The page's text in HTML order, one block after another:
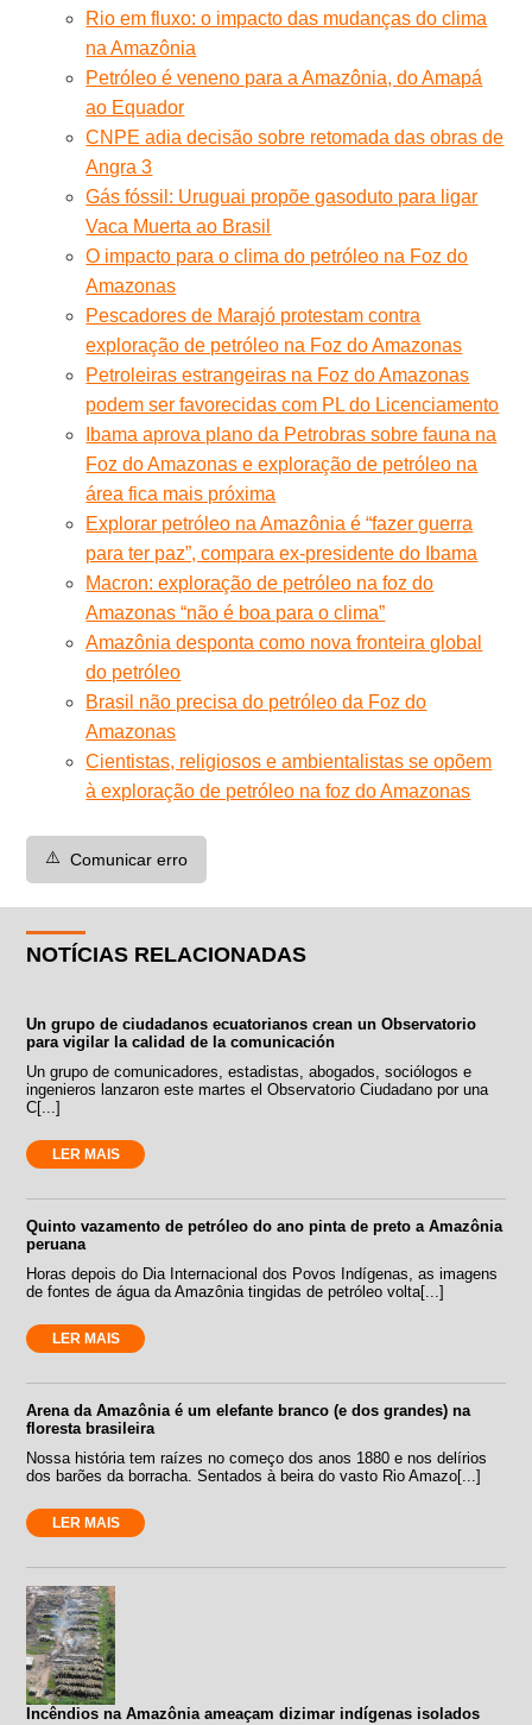
Rio em fluxo: o impacto das mudanças do clima
na Amazônia
Petróleo é veneno para a Amazônia, do Amapá
ao Equador
CNPE adia decisão sobre retomada das obras de
Angra 3
Gás fóssil: Uruguai propõe gasoduto para ligar
Vaca Muerta ao Brasil
O impacto para o clima do petróleo na Foz do
Amazonas
Pescadores de Marajó protestam contra
exploração de petróleo na Foz do Amazonas
Petroleiras estrangeiras na Foz do Amazonas
podem ser favorecidas com PL do Licenciamento
Ibama aprova plano da Petrobras sobre fauna na
Foz do Amazonas e exploração de petróleo na
área fica mais próxima
Explorar petróleo na Amazônia é “fazer guerra
para ter paz”, compara ex-presidente do Ibama
Macron: exploração de petróleo na foz do
Amazonas “não é boa para o clima”
Amazônia desponta como nova fronteira global
do petróleo
Brasil não precisa do petróleo da Foz do
Amazonas
Cientistas, religiosos e ambientalistas se opõem
à exploração de petróleo na foz do Amazonas
⚠️ Comunicar erro
NOTÍCIAS RELACIONADAS
Un grupo de ciudadanos ecuatorianos crean un Observatorio
para vigilar la calidad de la comunicación
Un grupo de comunicadores, estadistas, abogados, sociólogos e
ingenieros lanzaron este martes el Observatorio Ciudadano por una
C[...]
LER MAIS
Quinto vazamento de petróleo do ano pinta de preto a Amazônia
peruana
Horas depois do Dia Internacional dos Povos Indígenas, as imagens
de fontes de água da Amazônia tingidas de petróleo volta[...]
LER MAIS
Arena da Amazônia é um elefante branco (e dos grandes) na
floresta brasileira
Nossa história tem raízes no começo dos anos 1880 e nos delírios
dos barões da borracha. Sentados à beira do vasto Rio Amazo[...]
LER MAIS
Incêndios na Amazônia ameaçam dizimar indígenas isolados